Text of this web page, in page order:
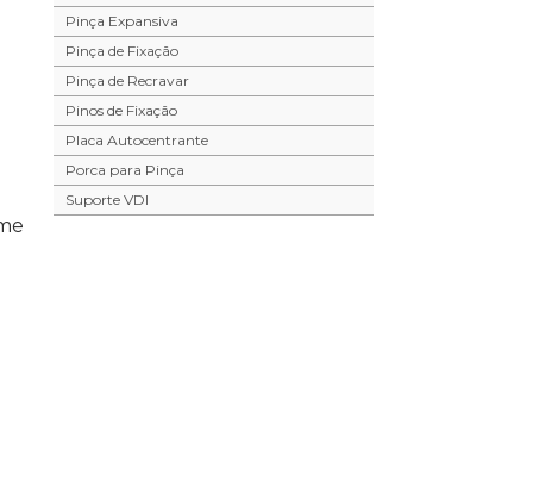
Pinça Expansiva
Pinça de Fixação
Pinça de Recravar
Pinos de Fixação
Placa Autocentrante
Porca para Pinça
Suporte VDI